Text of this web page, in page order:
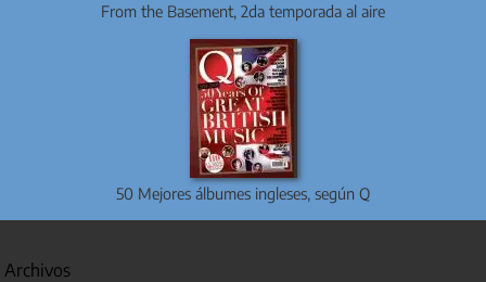
From the Basement, 2da temporada al aire
50 Mejores álbumes ingleses, según Q
Archivos